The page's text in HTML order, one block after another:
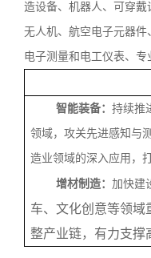
造设备、机器人、可穿
无人机、航空电子元器
电子测量和电工仪表、
智能装备： 持续推
领域，攻关先进感知与
造业领域的深入应用，
增材制造： 加快建
车、文化创意等领域
整产业链，有力支撑